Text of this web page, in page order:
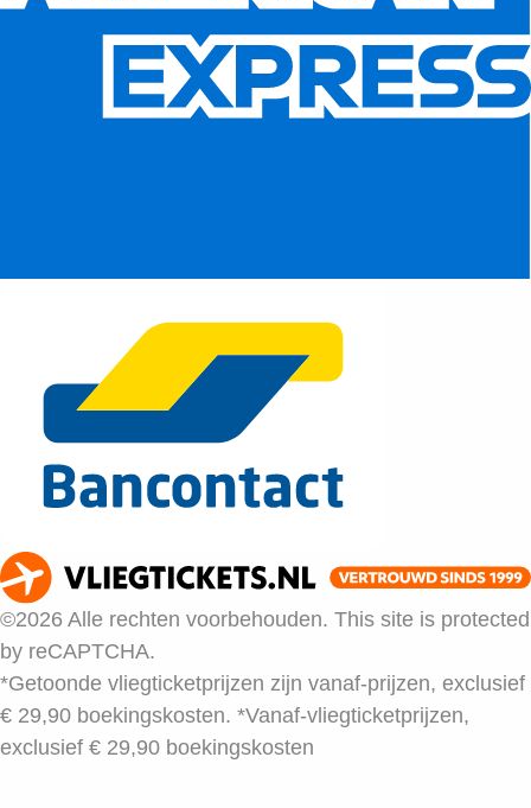
©2026 Alle rechten voorbehouden. This site is protected
by reCAPTCHA.
*Getoonde vliegticketprijzen zijn vanaf-prijzen, exclusief
€ 29,90 boekingskosten. *Vanaf-vliegticketprijzen,
exclusief € 29,90 boekingskosten